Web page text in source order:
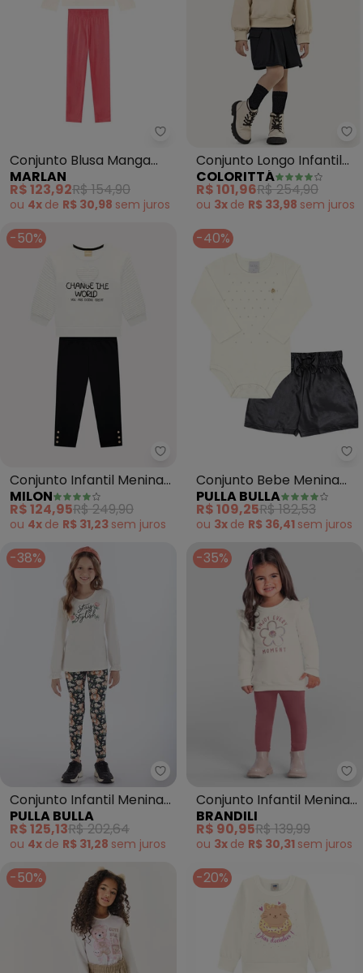
Marlan - Conjunto Blusa
Conjunto Blusa Manga
Longa e Legging (Bege)
MARLAN
R$ 123,92R$ 154,90
ou 4x de R$ 30,98 sem juros
Conjunto Longo Infantil
Manga Bufante (Bege)
COLORITTÁ
R$ 101,96R$ 254,90
ou 3x de R$ 33,98 sem juros
-50%
Milon - Conjunto Infantil
Conjunto Infantil Menina
Bordado (Off White)
MILON
R$ 124,95R$ 249,90
ou 4x de R$ 31,23 sem juros
-40%
Conjunto Bebe Menina
Cotton Leve (Bege)
PULLA BULLA
R$ 109,25R$ 182,53
ou 3x de R$ 36,41 sem juros
-38%
Pulla Bulla - Conjunto Infantil
Conjunto Infantil Menina
Meia Malha ( Bege )
PULLA BULLA
R$ 125,13R$ 202,64
ou 4x de R$ 31,28 sem juros
-35%
Conjunto Infantil Menina
(Natural)
BRANDILI
R$ 90,95R$ 139,99
ou 3x de R$ 30,31 sem juros
-50% -20%